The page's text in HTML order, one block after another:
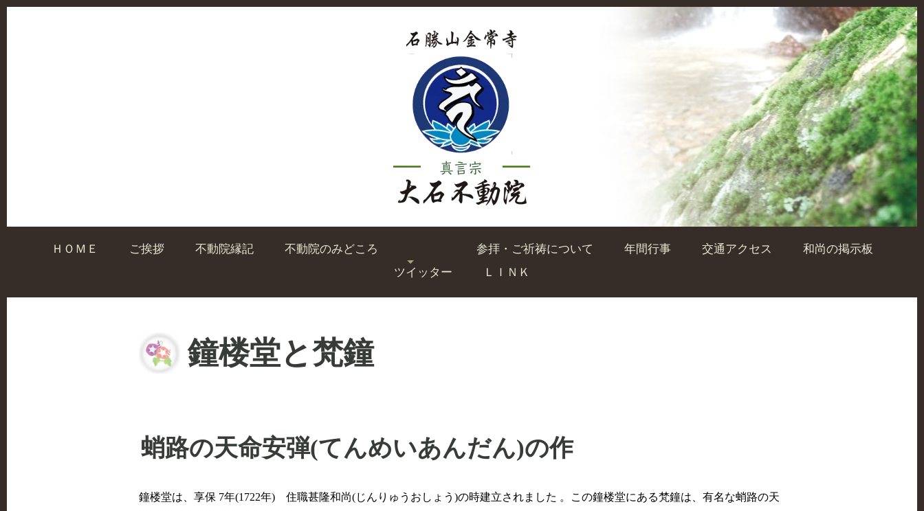
ＨＯＭＥ ご挨拶 不動院縁記 不動院のみどころ 参拝・ご祈祷について 年間行事 交通アクセス
和尚の掲示板
ツイッター
ＬＩＮＫ
鐘楼堂と梵鐘
蛸路の天命安弾(てんめいあんだん)の作
鐘楼堂は、享保 7年(1722年) 住職甚隆和尚(じんりゅうおしょう)の時建立されました 。この鐘楼堂にある梵鐘は、有名な蛸路の天